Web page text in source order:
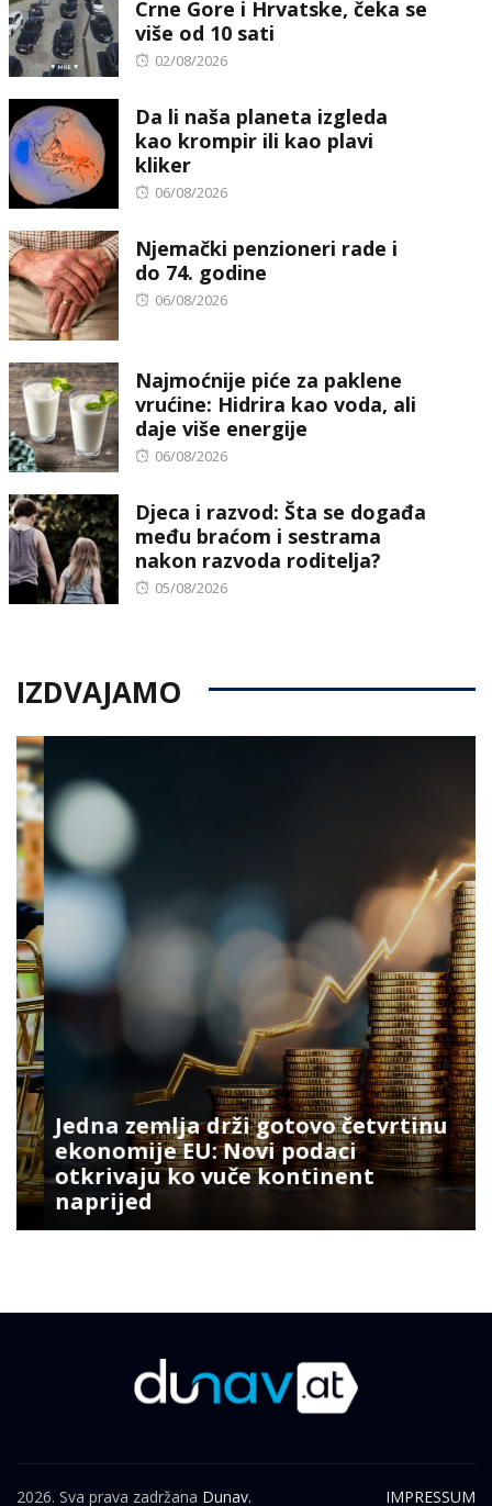
Crne Gore i Hrvatske, čeka se
više od 10 sati
Posted
02/08/2026
Da li naša planeta izgleda
kao krompir ili kao plavi
kliker
Posted
06/08/2026
Njemački penzioneri rade i
do 74. godine
Posted
06/08/2026
Najmoćnije piće za paklene
vrućine: Hidrira kao voda, ali
daje više energije
Posted
06/08/2026
Djeca i razvod: Šta se događa
među braćom i sestrama
nakon razvoda roditelja?
Posted
05/08/2026
IZDVAJAMO
Jedna zemlja drži gotovo četvrtinu
ekonomije EU: Novi podaci
otkrivaju ko vuče kontinent
naprijed
2026. Sva prava zadržana Dunav. IMPRESSUM